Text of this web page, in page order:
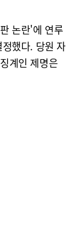
논란'에 연루
했다. 당원 자
계인 제명은